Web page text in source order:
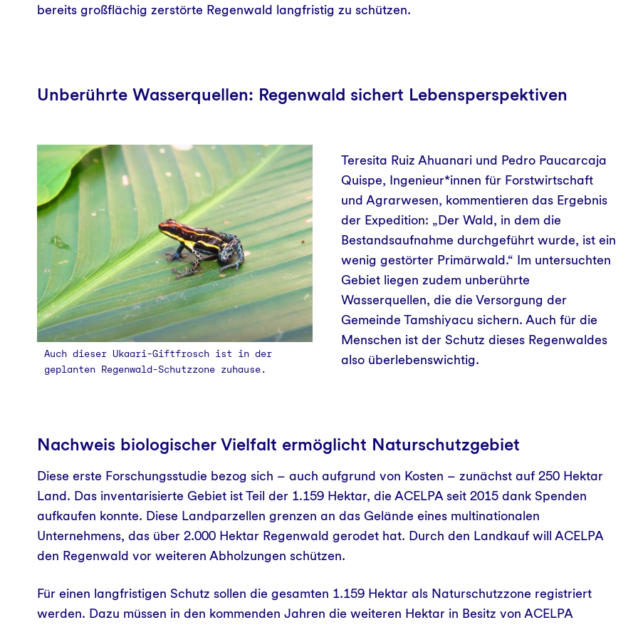
bereits großflächig zerstörte Regenwald langfristig zu schützen.
Unberührte Wasserquellen: Regenwald sichert Lebensperspektiven
Teresita Ruiz Ahuanari und Pedro Paucarcaja
Quispe, Ingenieur*innen für Forstwirtschaft
und Agrarwesen, kommentieren das Ergebnis
der Expedition: „Der Wald, in dem die
Bestandsaufnahme durchgeführt wurde, ist ein
wenig gestörter Primärwald.“ Im untersuchten
Gebiet liegen zudem unberührte
Wasserquellen, die die Versorgung der
Gemeinde Tamshiyacu sichern. Auch für die
Menschen ist der Schutz dieses Regenwaldes
also überlebenswichtig.
Auch dieser Ukaari-Giftfrosch ist in der
geplanten Regenwald-Schutzzone zuhause.
Nachweis biologischer Vielfalt ermöglicht Naturschutzgebiet
Diese erste Forschungsstudie bezog sich – auch aufgrund von Kosten – zunächst auf 250 Hektar
Land. Das inventarisierte Gebiet ist Teil der 1.159 Hektar, die ACELPA seit 2015 dank Spenden
aufkaufen konnte. Diese Landparzellen grenzen an das Gelände eines multinationalen
Unternehmens, das über 2.000 Hektar Regenwald gerodet hat. Durch den Landkauf will ACELPA
den Regenwald vor weiteren Abholzungen schützen.
Für einen langfristigen Schutz sollen die gesamten 1.159 Hektar als Naturschutzzone registriert
werden. Dazu müssen in den kommenden Jahren die weiteren Hektar in Besitz von ACELPA